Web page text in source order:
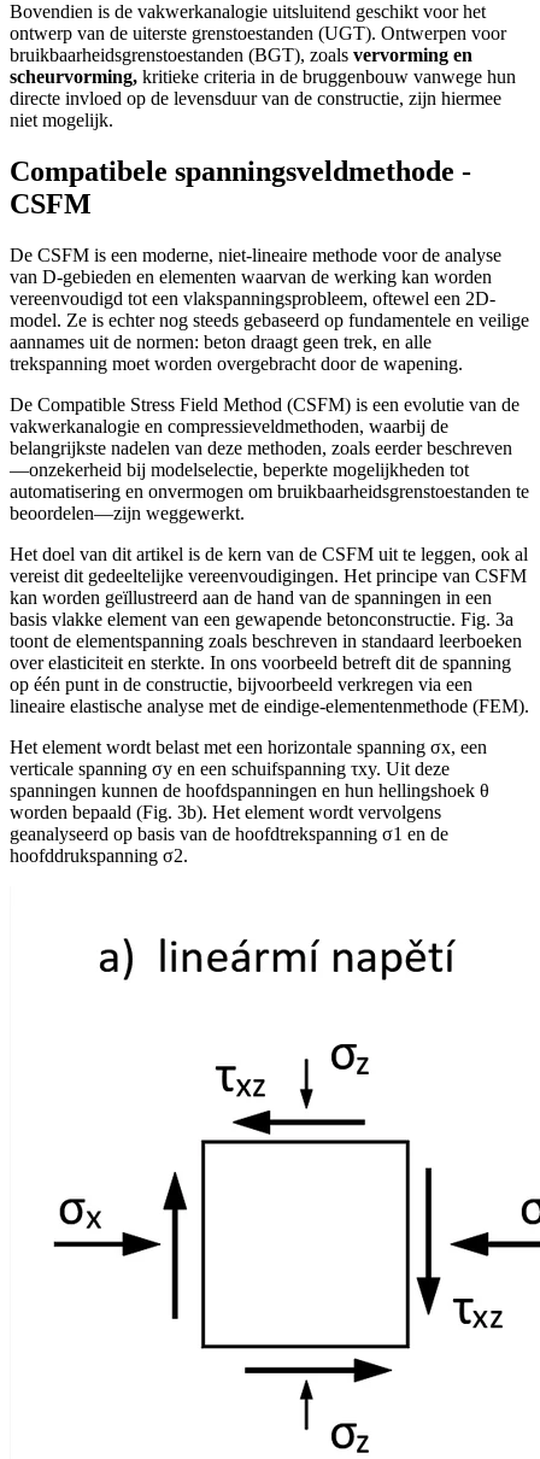
Bovendien is de vakwerkanalogie uitsluitend geschikt voor het
ontwerp van de uiterste grenstoestanden (UGT). Ontwerpen voor
bruikbaarheidsgrenstoestanden (BGT), zoals vervorming en
scheurvorming, kritieke criteria in de bruggenbouw vanwege hun
directe invloed op de levensduur van de constructie, zijn hiermee
niet mogelijk.
Compatibele spanningsveldmethode -
CSFM
De CSFM is een moderne, niet-lineaire methode voor de analyse
van D-gebieden en elementen waarvan de werking kan worden
vereenvoudigd tot een vlakspanningsprobleem, oftewel een 2D-
model. Ze is echter nog steeds gebaseerd op fundamentele en veilige
aannames uit de normen: beton draagt geen trek, en alle
trekspanning moet worden overgebracht door de wapening.
De Compatible Stress Field Method (CSFM) is een evolutie van de
vakwerkanalogie en compressieveldmethoden, waarbij de
belangrijkste nadelen van deze methoden, zoals eerder beschreven
—onzekerheid bij modelselectie, beperkte mogelijkheden tot
automatisering en onvermogen om bruikbaarheidsgrenstoestanden te
beoordelen—zijn weggewerkt.
Het doel van dit artikel is de kern van de CSFM uit te leggen, ook al
vereist dit gedeeltelijke vereenvoudigingen. Het principe van CSFM
kan worden geïllustreerd aan de hand van de spanningen in een
basis vlakke element van een gewapende betonconstructie. Fig. 3a
toont de elementspanning zoals beschreven in standaard leerboeken
over elasticiteit en sterkte. In ons voorbeeld betreft dit de spanning
op één punt in de constructie, bijvoorbeeld verkregen via een
lineaire elastische analyse met de eindige-elementenmethode (FEM).
Het element wordt belast met een horizontale spanning σx, een
verticale spanning σy en een schuifspanning τxy. Uit deze
spanningen kunnen de hoofdspanningen en hun hellingshoek θ
worden bepaald (Fig. 3b). Het element wordt vervolgens
geanalyseerd op basis van de hoofdtrekspanning σ1 en de
hoofddrukspanning σ2.